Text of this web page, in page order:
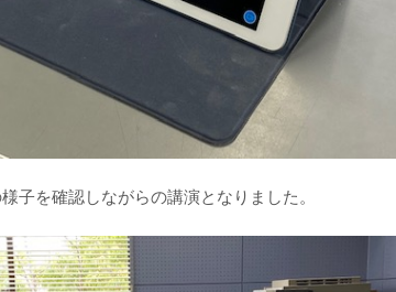
子を確認しながらの講演となりました。